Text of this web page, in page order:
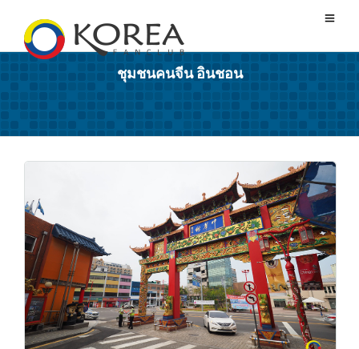
ชุมชนคนจีน อินชอน